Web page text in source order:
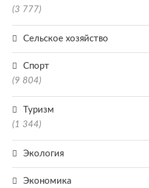
(3 777)
Сельское хозяйство
Спорт
(9 804)
Туризм
(1 344)
Экология
Экономика